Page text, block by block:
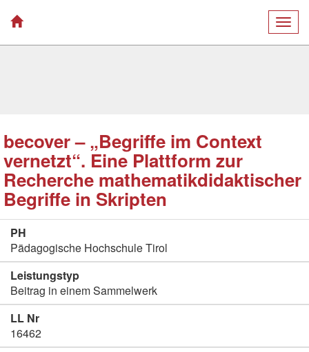
becover – „Begriffe im Context
vernetzt“. Eine Plattform zur
Recherche mathematikdidaktischer
Begriffe in Skripten
PH
Pädagogische Hochschule Tirol
Leistungstyp
Beitrag in einem Sammelwerk
LL Nr
16462